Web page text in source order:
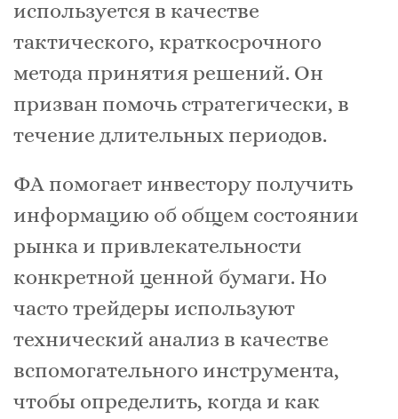
используется в качестве
тактического, краткосрочного
метода принятия решений. Он
призван помочь стратегически, в
течение длительных периодов.
ФА помогает инвестору получить
информацию об общем состоянии
рынка и привлекательности
конкретной ценной бумаги. Но
часто трейдеры используют
технический анализ в качестве
вспомогательного инструмента,
чтобы определить, когда и как